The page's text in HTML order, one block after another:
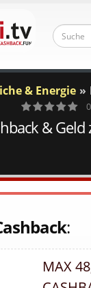
& Energie
0
Votes& Geld
:
MAX